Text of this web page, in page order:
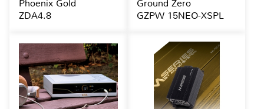
Phoenix Gold
ZDA4.8
Ground Zero
GZPW 15NEO-XSPL